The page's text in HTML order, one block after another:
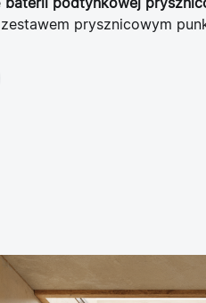
baterii podtynkowej
prysznicowym